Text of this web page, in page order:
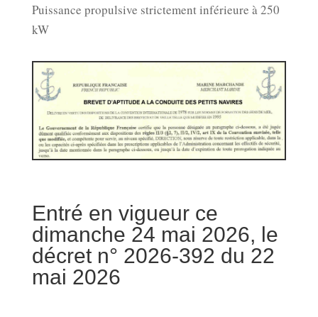
Puissance propulsive strictement inférieure à 250
kW
Entré en vigueur ce
dimanche 24 mai 2026, le
décret n° 2026-392 du 22
mai 2026